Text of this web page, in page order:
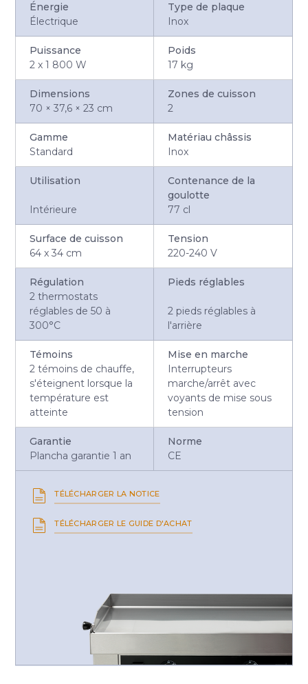
Énergie
Électrique
Type de plaque
Inox
Puissance
2 x 1 800 W
Poids
17 kg
Dimensions
70 × 37,6 × 23 cm
Zones de cuisson
2
Gamme
Standard
Matériau châssis
Inox
Utilisation
Intérieure
Contenance de la
goulotte
77 cl
Surface de cuisson
64 x 34 cm
Tension
220-240 V
Régulation
2 thermostats
réglables de 50 à
300°C
Pieds réglables
2 pieds réglables à
l'arrière
Témoins
2 témoins de chauffe,
s'éteignent lorsque la
température est
atteinte
Mise en marche
Interrupteurs
marche/arrêt avec
voyants de mise sous
tension
Garantie
Plancha garantie 1 an
Norme
CE
TÉLÉCHARGER LA NOTICE
TÉLÉCHARGER LE GUIDE D'ACHAT